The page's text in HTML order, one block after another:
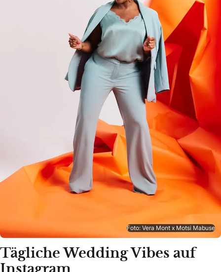
Foto: Vera Mont x Motsi Mabuse
Tägliche Wedding Vibes auf